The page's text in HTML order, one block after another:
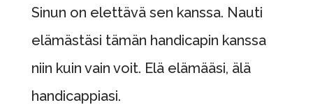
Sinun on elettävä sen kanssa. Nauti
elämästäsi tämän handicapin kanssa
niin kuin vain voit. Elä elämääsi, älä
handicappiasi.